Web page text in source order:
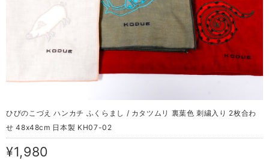
ひびのこづえ ハンカチ ふくらまし / カタツムリ 裏葉色 刺繍入り 2枚合わ
せ 48x48cm 日本製 KH07-02
¥1,980